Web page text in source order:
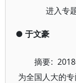
进入专
● 于文豪
摘要:
为全国人大的